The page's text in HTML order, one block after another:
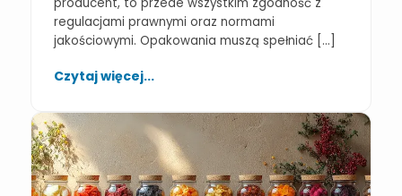
regulacjami prawnymi oraz normami
jakościowymi. Opakowania muszą spełniać […]
Czytaj więcej...